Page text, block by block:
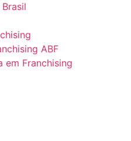
ABF
em Franchising